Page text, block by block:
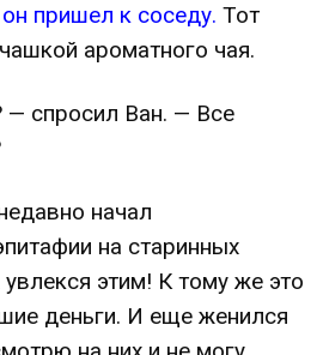
пришел к соседу. Тот
ароматного чая.
— спросил Ван. — Все
начал
на старинных
этим! К тому же это
деньги. И еще женился